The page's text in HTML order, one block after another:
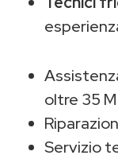
oltre 35
Servizio